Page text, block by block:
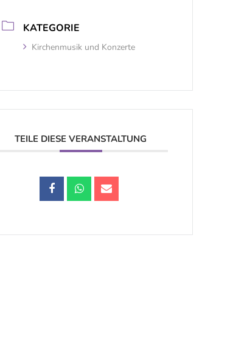
KATEGORIE
Kirchenmusik und Konzerte
TEILE DIESE VERANSTALTUNG